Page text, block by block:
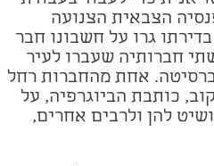
הצבאית הצנועה
גרו על חשבונו חבר
חברותיה שעברו לעיר
אחת מהחברות רחל
כותבת הביוגרפיה, על
להן ולרבים אחרים,